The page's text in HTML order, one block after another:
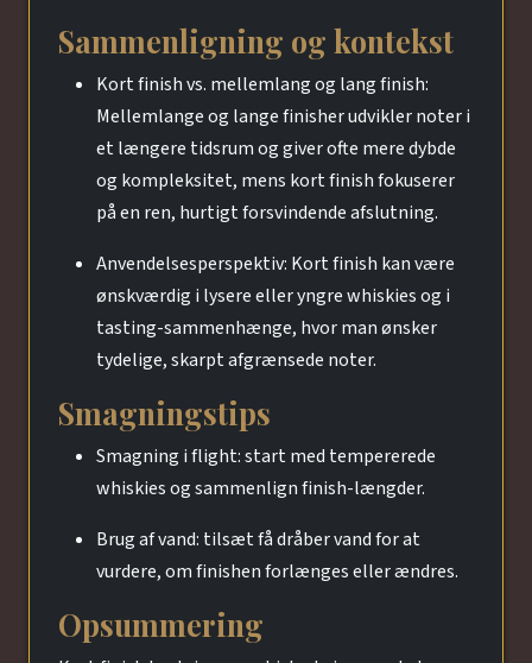
Sammenligning og kontekst
Kort finish vs. mellemlang og lang finish:
Mellemlange og lange finisher udvikler noter i
et længere tidsrum og giver ofte mere dybde
og kompleksitet, mens kort finish fokuserer
på en ren, hurtigt forsvindende afslutning.
Anvendelsesperspektiv: Kort finish kan være
ønskværdig i lysere eller yngre whiskies og i
tasting-sammenhænge, hvor man ønsker
tydelige, skarpt afgrænsede noter.
Smagningstips
Smagning i flight: start med tempererede
whiskies og sammenlign finish-længder.
Brug af vand: tilsæt få dråber vand for at
vurdere, om finishen forlænges eller ændres.
Opsummering